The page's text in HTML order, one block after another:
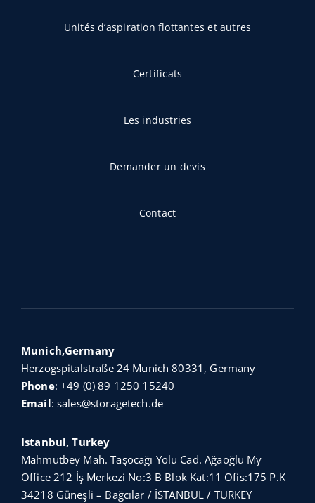
Unités d’aspiration flottantes et autres
Certificats
Les industries
Demander un devis
Contact
Munich,Germany
Herzogspitalstraße 24 Munich 80331, Germany
Phone:+49 (0) 89 1250 15240
Email:sales@storagetech.de
Istanbul, Turkey
Mahmutbey Mah. Taşocağı Yolu Cad. Ağaoğlu My
Office 212 İş Merkezi No:3 B Blok Kat:11 Ofis:175 P.K
34218 Güneşli – Bağcılar / İSTANBUL / TURKEY